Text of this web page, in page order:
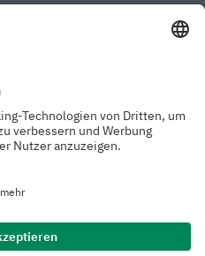
Studiengangsfinder
Services & Beratung für
Ansprechpersonen der
Uni Bayreuth
Barrierefreiheitserklärung